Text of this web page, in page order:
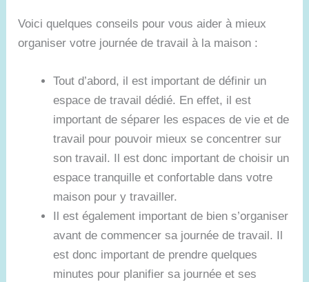
Voici quelques conseils pour vous aider à mieux
organiser votre journée de travail à la maison :
Tout d’abord, il est important de définir un
espace de travail dédié. En effet, il est
important de séparer les espaces de vie et de
travail pour pouvoir mieux se concentrer sur
son travail. Il est donc important de choisir un
espace tranquille et confortable dans votre
maison pour y travailler.
Il est également important de bien s’organiser
avant de commencer sa journée de travail. Il
est donc important de prendre quelques
minutes pour planifier sa journée et ses